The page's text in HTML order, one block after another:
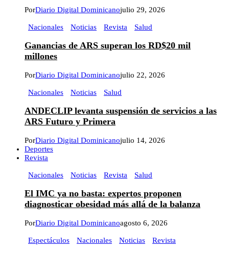
PorDiario Digital Dominicanojulio 29, 2026
Nacionales Noticias Revista Salud
Ganancias de ARS superan los RD$20 mil
millones
PorDiario Digital Dominicanojulio 22, 2026
Nacionales Noticias Salud
ANDECLIP levanta suspensión de servicios a las
ARS Futuro y Primera
PorDiario Digital Dominicanojulio 14, 2026
Deportes
Revista
Nacionales Noticias Revista Salud
El IMC ya no basta: expertos proponen
diagnosticar obesidad más allá de la balanza
PorDiario Digital Dominicanoagosto 6, 2026
Espectáculos Nacionales Noticias Revista